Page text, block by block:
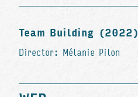
Team Building (2022)
Director: Mélanie Pilon